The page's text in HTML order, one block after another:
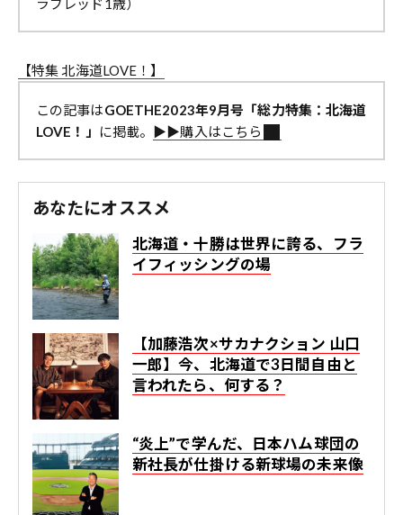
ラブレッド1歳）
【特集 北海道LOVE！】
この記事はGOETHE2023年9月号「総力特集：北海道
LOVE！」
に掲載。 ▶︎▶︎購入はこちら
あなたにオススメ
北海道・十勝は世界に誇る、フラ
イフィッシングの場
【加藤浩次×サカナクション 山口
一郎】今、北海道で3日間自由と
言われたら、何する？
“炎上”で学んだ、日本ハム球団の
新社長が仕掛ける新球場の未来像